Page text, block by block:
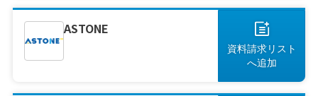
ASTONE
資料請求リスト
へ追加